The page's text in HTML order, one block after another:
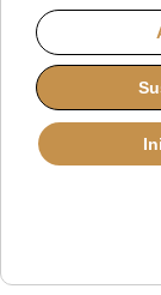
acusaciones
León XIV
julio desde el
El Vaticano
Estados Unidos